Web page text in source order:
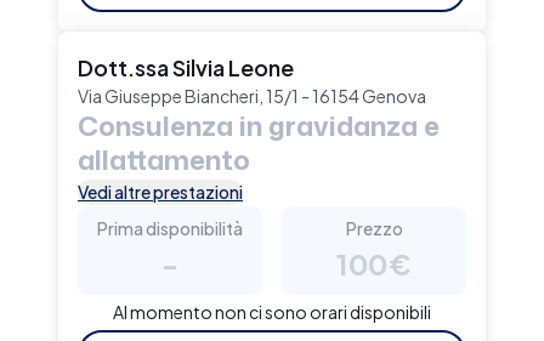
Dott.ssa Silvia Leone
Via Giuseppe Biancheri, 15/1 - 16154 Genova
Consulenza in gravidanza e
allattamento
Vedi altre prestazioni
Prima disponibilità
-
Prezzo
100€
Al momento non ci sono orari disponibili